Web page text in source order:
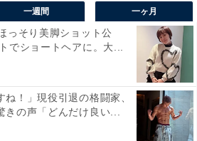
一週間 一ヶ月
っそり美脚ショット公
でショートヘアに。大...
ね！」現役引退の格闘家、
きの声「どんだけ良い...